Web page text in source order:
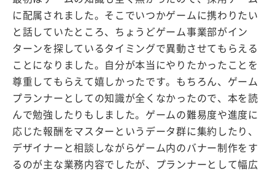
に配属されました。そこでいつかゲームに携わりたい
と話していたところ、ちょうどゲーム事業部がイン
ターンを探しているタイミングで異動させてもらえる
ことになりました。自分が本当にやりたかったことを
尊重してもらえて嬉しかったです。もちろん、ゲーム
プランナーとしての知識が全くなかったので、本を読
んで勉強したりもしました。ゲームの難易度や進度に
応じた報酬をマスターというデータ群に集約したり、
デザイナーと相談しながらゲーム内のバナー制作をす
るのが主な業務内容でしたが、プランナーとして幅広